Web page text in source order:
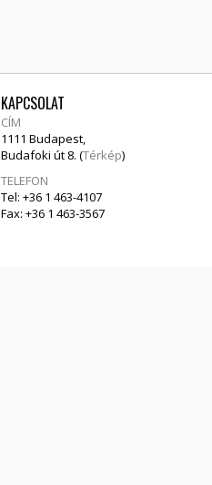
KAPCSOLAT
CÍM
1111 Budapest,
Budafoki út 8. (Térkép)
TELEFON
Tel: +36 1 463-4107
Fax: +36 1 463-3567